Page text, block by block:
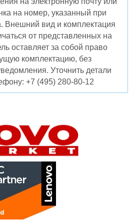
на номер, указанный при
Внешний вид и комплектация
от представленных на
оставляет за собой право
комплектацию, без
Уточнить детали
+7 (495) 280-80-12